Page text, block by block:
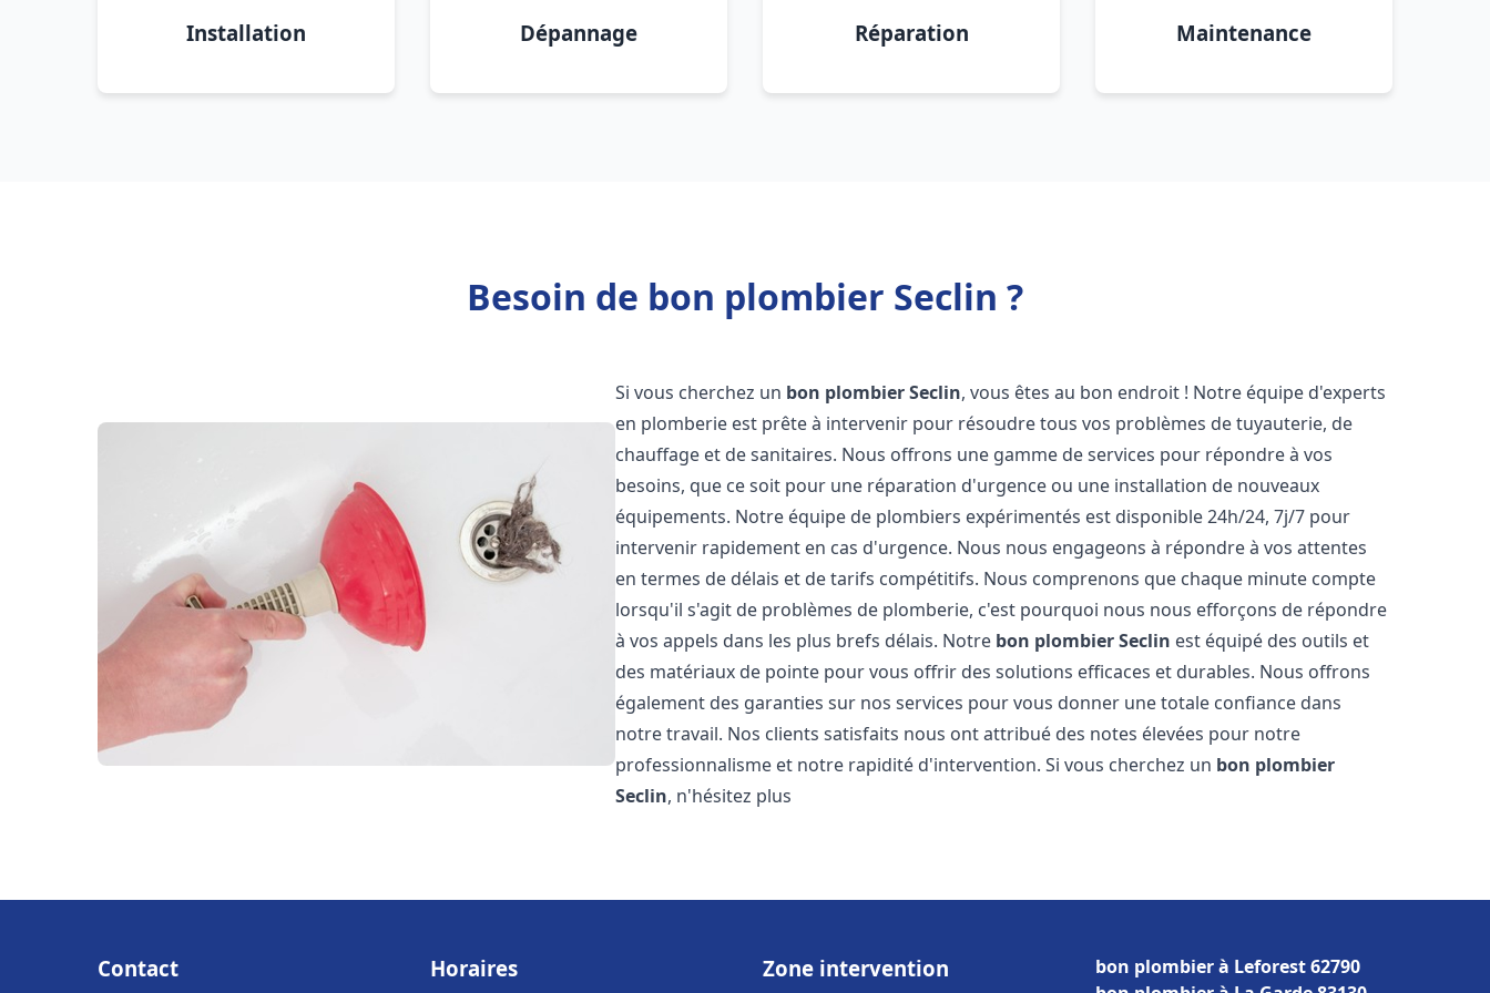
Installation Dépannage Réparation Maintenance
Besoin de bon plombier Seclin ?
Si vous cherchez un bon plombierSeclin, vous êtes au bon endroit ! Notre équipe d'experts
en plomberie est prête à intervenir pour résoudre tous vos problèmes de tuyauterie, de
chauffage et de sanitaires. Nous offrons une gamme de services pour répondre à vos
besoins, que ce soit pour une réparation d'urgence ou une installation de nouveaux
équipements. Notre équipe de plombiers expérimentés est disponible 24h/24, 7j/7 pour
intervenir rapidement en cas d'urgence. Nous nous engageons à répondre à vos attentes
en termes de délais et de tarifs compétitifs. Nous comprenons que chaque minute compte
lorsqu'il s'agit de problèmes de plomberie, c'est pourquoi nous nous efforçons de répondre
à vos appels dans les plus brefs délais. Notre bon plombierSeclin est équipé des outils et
des matériaux de pointe pour vous offrir des solutions efficaces et durables. Nous offrons
également des garanties sur nos services pour vous donner une totale confiance dans
notre travail. Nos clients satisfaits nous ont attribué des notes élevées pour notre
professionnalisme et notre rapidité d'intervention. Si vous cherchez un bon plombier
Seclin, n'hésitez plus
Contact Horaires Zone intervention
bon plombier à Leforest 62790